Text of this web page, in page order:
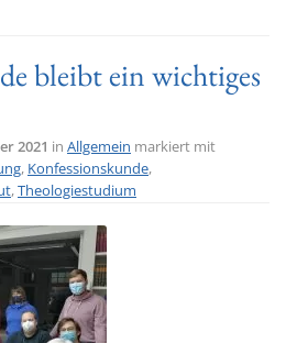
o
bleibt ein wichtiges
2021 in Allgemein markiert mit
, Konfessionskunde,
,Theologiestudium